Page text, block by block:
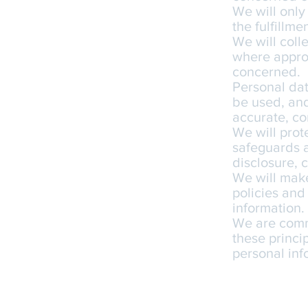
We will
the
We will
where
concerned.
Personal
be used,
accurate,
We will
safeguards
disclosure,
We will
policies
information.
We are
these
personal